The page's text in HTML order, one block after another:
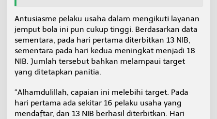
Antusiasme pelaku usaha dalam mengikuti layanan
jemput bola ini pun cukup tinggi. Berdasarkan data
sementara, pada hari pertama diterbitkan 13 NIB,
sementara pada hari kedua meningkat menjadi 18
NIB. Jumlah tersebut bahkan melampaui target
yang ditetapkan panitia.
“Alhamdulillah, capaian ini melebihi target. Pada
hari pertama ada sekitar 16 pelaku usaha yang
mendaftar, dan 13 NIB berhasil diterbitkan. Hari